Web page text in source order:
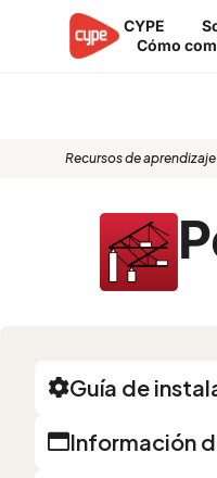
CYPE
Cómo
Recursos de aprendizaje
Guía de
Información